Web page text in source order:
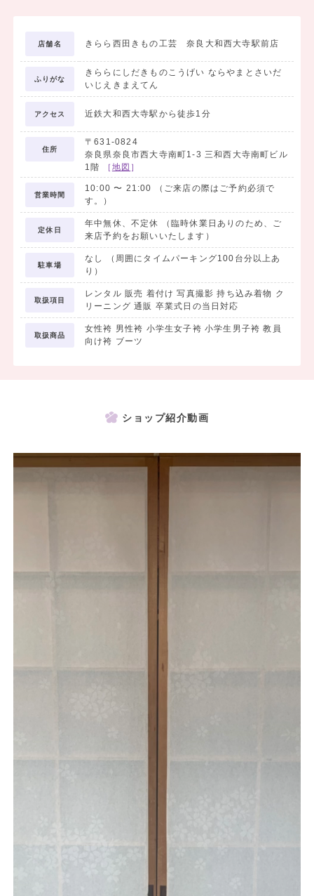
店舗名 きらら西田きもの工芸 奈良大和西大寺駅前店
ふりがな
きららにしだきものこうげい ならやまとさいだ
いじえきまえてん
アクセス 近鉄大和西大寺駅から徒歩1分
住所
〒631-0824
奈良県奈良市西大寺南町1-3 三和西大寺南町ビル
1階
［ 地図 ］
営業時間
10:00 〜 21:00
（ご来店の際はご予約必須で
す。）
定休日
年中無休、不定休 （臨時休業日ありのため、ご
来店予約をお願いいたします）
駐車場
なし （周囲にタイムパーキング100台分以上あ
り）
取扱項目
レンタル 販売 着付け 写真撮影 持ち込み着物 ク
リーニング 通販 卒業式日の当日対応
取扱商品
女性袴 男性袴 小学生女子袴 小学生男子袴 教員
向け袴 ブーツ
ショップ紹介動画